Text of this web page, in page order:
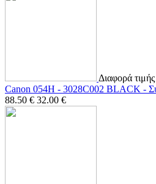
Διαφορά
Canon 054H - 3028C002 BLACK -
88.50 € 32.00 €